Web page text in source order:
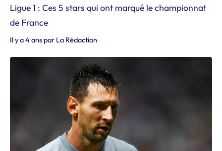
Ligue 1 : Ces 5 stars qui ont marqué le championnat
de France
Il y a 4 ans par La Rédaction